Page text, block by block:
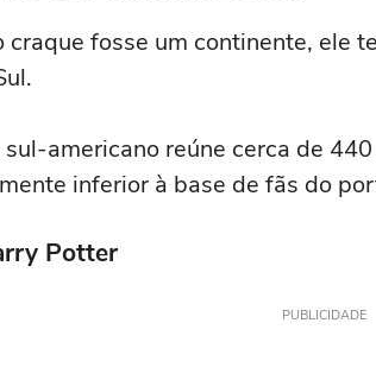
craque fosse um continente, ele
americano reúne cerca de
inferior à base de fãs do
Potter
PUBLICIDADE